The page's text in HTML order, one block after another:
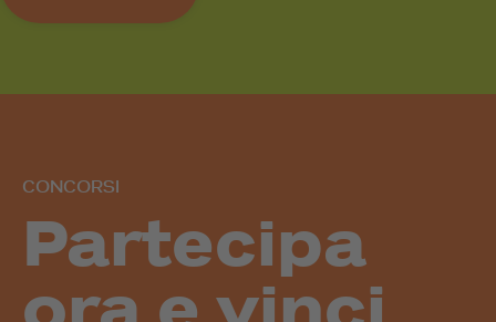
CONCORSI
Partecipa